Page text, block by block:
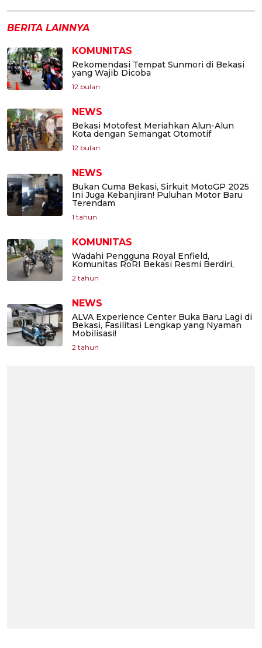
BERITA LAINNYA
KOMUNITAS
Rekomendasi Tempat Sunmori di Bekasi
yang Wajib Dicoba
12 bulan
NEWS
Bekasi Motofest Meriahkan Alun-Alun
Kota dengan Semangat Otomotif
12 bulan
NEWS
Bukan Cuma Bekasi, Sirkuit MotoGP 2025
Ini Juga Kebanjiran! Puluhan Motor Baru
Terendam
1 tahun
KOMUNITAS
Wadahi Pengguna Royal Enfield,
Komunitas RoRI Bekasi Resmi Berdiri,
2 tahun
NEWS
ALVA Experience Center Buka Baru Lagi di
Bekasi, Fasilitasi Lengkap yang Nyaman
Mobilisasi!
2 tahun